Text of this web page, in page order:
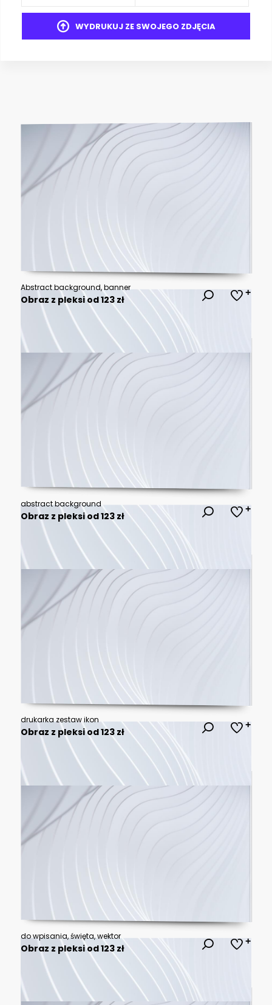
WYDRUKUJ ZE SWOJEGO ZDJĘCIA
Abstract background, banner
Obraz z pleksi od 123 zł
abstract background
Obraz z pleksi od 123 zł
drukarka zestaw ikon
Obraz z pleksi od 123 zł
do wpisania, święta, wektor
Obraz z pleksi od 123 zł